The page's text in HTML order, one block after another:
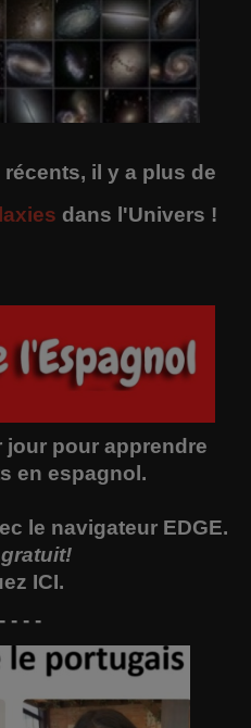
il y a plus de
dans l'Univers !
jour pour apprendre
en espagnol.
le navigateur EDGE.
ICI.
- - -